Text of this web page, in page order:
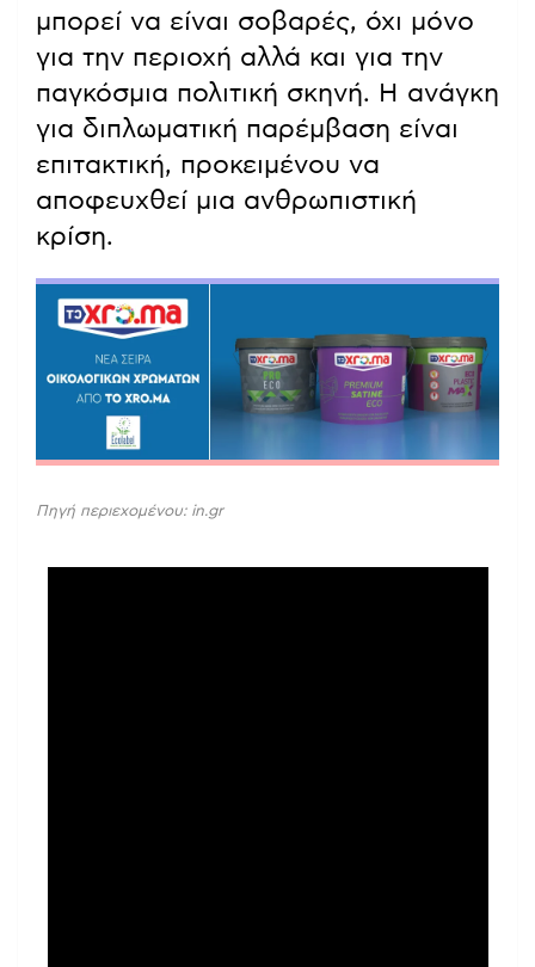
μπορεί να είναι σοβαρές, όχι μόνο
για την περιοχή αλλά και για την
παγκόσμια πολιτική σκηνή. Η ανάγκη
για διπλωματική παρέμβαση είναι
επιτακτική, προκειμένου να
αποφευχθεί μια ανθρωπιστική
κρίση.
Πηγή περιεχομένου: in.gr